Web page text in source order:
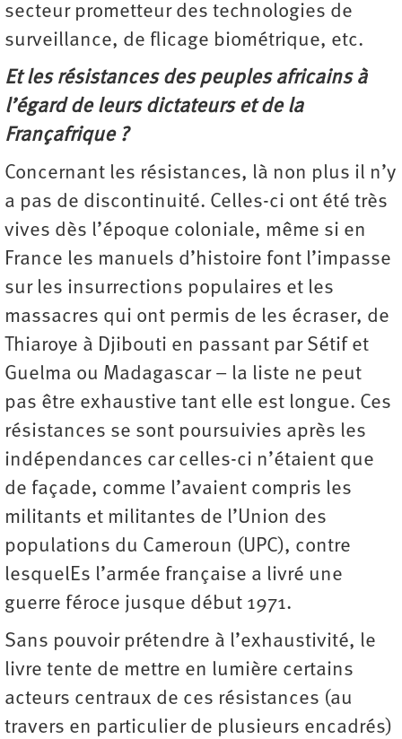
secteur prometteur des technologies de
surveillance, de flicage biométrique, etc.
Et les résistances des peuples africains à
l’égard de leurs dictateurs et de la
Françafrique ?
Concernant les résistances, là non plus il n’y
a pas de discontinuité. Celles-ci ont été très
vives dès l’époque coloniale, même si en
France les manuels d’histoire font l’impasse
sur les insurrections populaires et les
massacres qui ont permis de les écraser, de
Thiaroye à Djibouti en passant par Sétif et
Guelma ou Madagascar – la liste ne peut
pas être exhaustive tant elle est longue. Ces
résistances se sont poursuivies après les
indépendances car celles-ci n’étaient que
de façade, comme l’avaient compris les
militants et militantes de l’Union des
populations du Cameroun (UPC), contre
lesquelEs l’armée française a livré une
guerre féroce jusque début 1971.
Sans pouvoir prétendre à l’exhaustivité, le
livre tente de mettre en lumière certains
acteurs centraux de ces résistances (au
travers en particulier de plusieurs encadrés)